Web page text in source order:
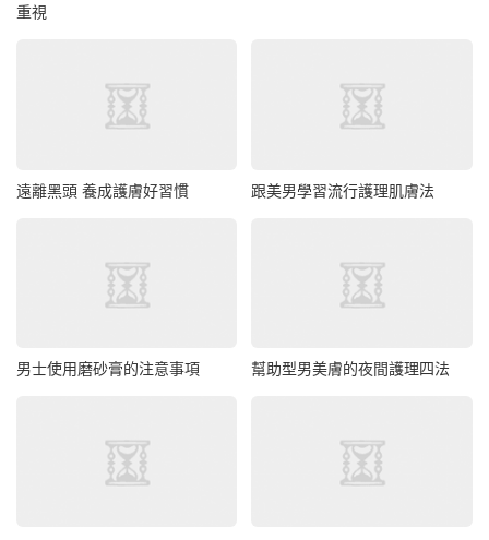
重視
遠離黑頭 養成護膚好習慣 跟美男學習流行護理肌膚法
男士使用磨砂膏的注意事項 幫助型男美膚的夜間護理四法